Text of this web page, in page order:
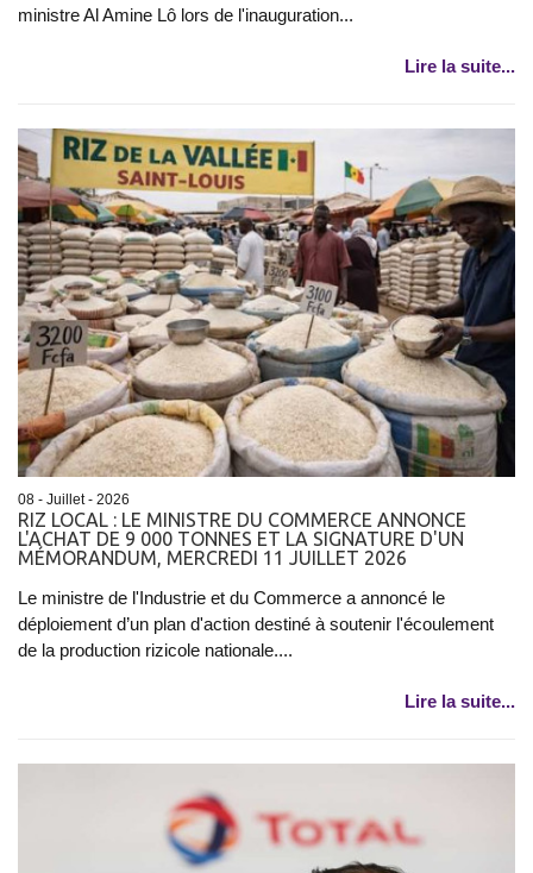
ministre Al Amine Lô lors de l'inauguration...
Lire la suite...
08 - Juillet - 2026
RIZ LOCAL : LE MINISTRE DU COMMERCE ANNONCE
L'ACHAT DE 9 000 TONNES ET LA SIGNATURE D'UN
MÉMORANDUM, MERCREDI 11 JUILLET 2026
Le ministre de l'Industrie et du Commerce a annoncé le
déploiement d’un plan d'action destiné à soutenir l'écoulement
de la production rizicole nationale....
Lire la suite...